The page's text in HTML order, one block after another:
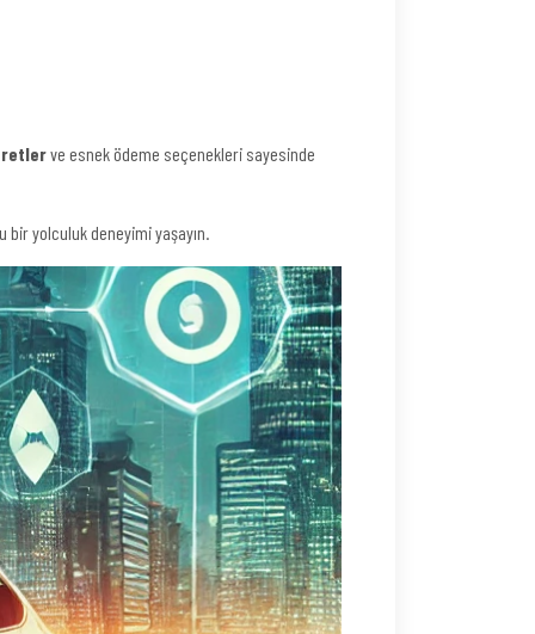
ve esnek ödeme seçenekleri sayesinde
yolculuk deneyimi yaşayın.